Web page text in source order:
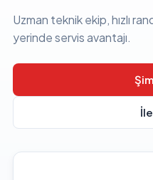
Uzman teknik ekip, hızlı
yerinde servis avantajı.